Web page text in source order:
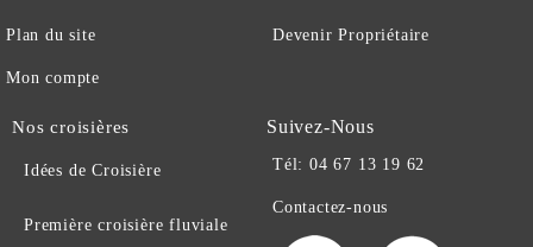
Plan du site
Mon compte
Devenir Propriétaire
Nos croisières
Idées de Croisière
Première croisière fluviale
Suivez-Nous
Tél: 04 67 13 19 62
Contactez-nous